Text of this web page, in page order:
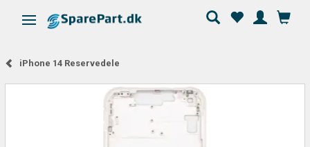
Skifte navigation
iPhone 14 Reservedele